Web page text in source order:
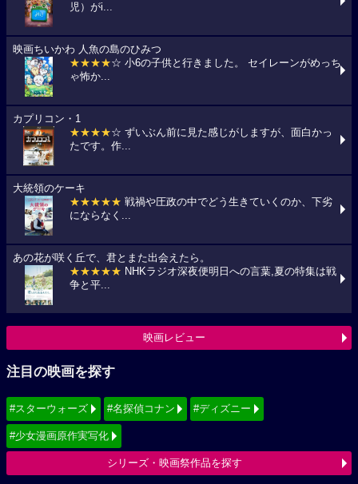
児）がi...
映画ちいかわ 人魚の島のひみつ
★★★★☆ 小6の子供と行きました。 セイレーンがめっち
ゃ怖か...
カプリコン・1
★★★★☆ ずいぶん前に見た感じがしますが、面白かっ
たです。作...
大統領のケーキ
★★★★★ 戦禍や圧政の中でどう生きていくのか、下劣
にならなく...
あの花が咲く丘で、君とまた出会えたら。
★★★★★ NHKラジオ深夜便明日への言葉,夏の特集は戦
争と平...
映画レビュー
注目の映画を探す
#スターウォーズ #名探偵コナン #ディズニー
#少女漫画原作実写化
シリーズ・映画祭作品を探す